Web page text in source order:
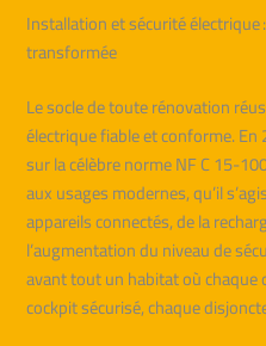
Installation et sécurité
transformée
Le socle de toute rénovation
électrique fiable et conforme.
sur la célèbre norme NF C 15-
aux usages modernes, qu’il
appareils connectés, de la
l’augmentation du niveau de
avant tout un habitat où chaque
cockpit sécurisé, chaque